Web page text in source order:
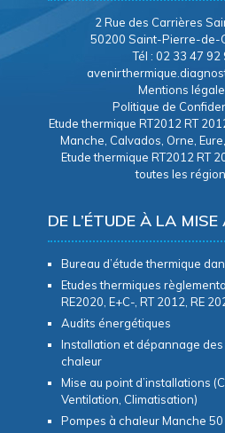
2 Rue des Carrières
50200 Saint-Pierre-de-
Tél : 02 33 47 92
Mentions
Politique de
Etude thermique RT2012 RT
Manche, Calvados, Orne,
Etude thermique RT2012 RT
toutes les
DE L’ÉTUDE À LA
Bureau d’étude thermique
Etudes thermiques
RE2020, E+C-, RT 2012, RE
Audits énergétiques
Installation et dépannage
chaleur
Mise au point d’installations
Ventilation, Climatisation)
Pompes à chaleur Manche 50